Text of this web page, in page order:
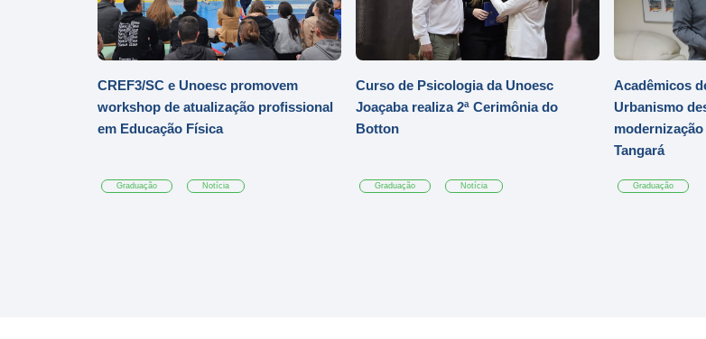
CREF3/SC e Unoesc promovem
workshop de atualização profissional
em Educação Física
Graduação Notícia
Curso de Psicologia da Unoesc
Joaçaba realiza 2ª Cerimônia do
Botton
Graduação Notícia
Acadêmicos
Urbanismo
Tangará
Graduação